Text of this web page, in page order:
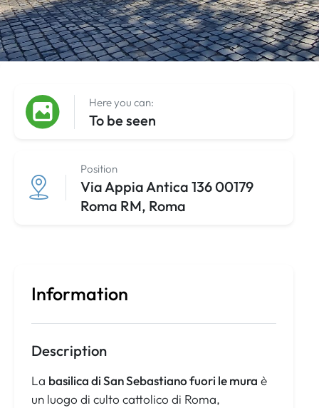
Here you can:
To be seen
Position
Via Appia Antica 136 00179
Roma RM, Roma
Information
Description
La basilica di San Sebastiano fuori le mura è
un luogo di culto cattolico di Roma,